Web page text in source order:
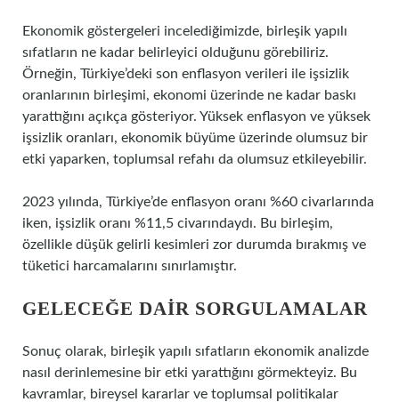
Ekonomik göstergeleri incelediğimizde, birleşik yapılı
sıfatların ne kadar belirleyici olduğunu görebiliriz.
Örneğin, Türkiye’deki son enflasyon verileri ile işsizlik
oranlarının birleşimi, ekonomi üzerinde ne kadar baskı
yarattığını açıkça gösteriyor. Yüksek enflasyon ve yüksek
işsizlik oranları, ekonomik büyüme üzerinde olumsuz bir
etki yaparken, toplumsal refahı da olumsuz etkileyebilir.
2023 yılında, Türkiye’de enflasyon oranı %60 civarlarında
iken, işsizlik oranı %11,5 civarındaydı. Bu birleşim,
özellikle düşük gelirli kesimleri zor durumda bırakmış ve
tüketici harcamalarını sınırlamıştır.
GELECEĞE DAIR SORGULAMALAR
Sonuç olarak, birleşik yapılı sıfatların ekonomik analizde
nasıl derinlemesine bir etki yarattığını görmekteyiz. Bu
kavramlar, bireysel kararlar ve toplumsal politikalar